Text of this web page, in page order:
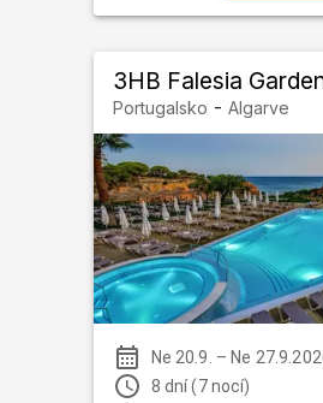
3HB Falesia
Portugalsko - Algarve
Ne 20.9. –Ne
8 dní (7 nocí)